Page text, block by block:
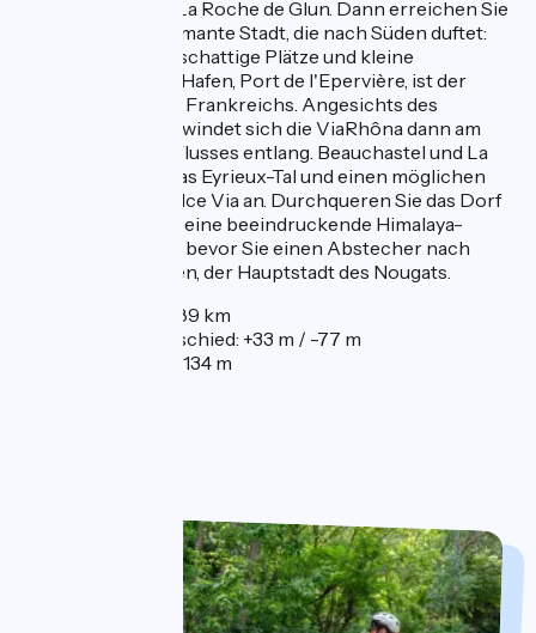
Bootsfahrerstadt La Roche de Glun. Dann erreichen Sie
Valence, eine charmante Stadt, die nach Süden duftet:
Fußgängerzonen, schattige Plätze und kleine
Caféterrassen. Ihr Hafen, Port de l'Epervière, ist der
größte Flusshafen Frankreichs. Angesichts des
Crussol-Gebirges windet sich die ViaRhôna dann am
rechten Ufer des Flusses entlang. Beauchastel und La
Voulte kündigen das Eyrieux-Tal und einen möglichen
Ausflug auf der Dolce Via an. Durchqueren Sie das Dorf
Rochemaure und seine beeindruckende Himalaya-
Fußgängerbrücke, bevor Sie einen Abstecher nach
Montélimar machen, der Hauptstadt des Nougats.
Entfernung: 89 km
Höhenunterschied: +33 m / -77 m
Höhe: 68 m / 134 m